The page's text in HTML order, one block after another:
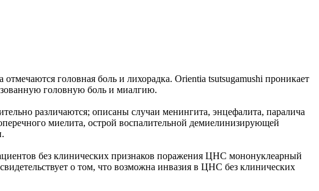
головная боль и лихорадка. Orientia tsutsugamushi проникает
головную боль и миалгию.
различаются; описаны случаи менингита, энцефалита, паралича
миелита, острой воспалительной демиелинизирующей
без клинических признаков поражения ЦНС мононуклеарный
о том, что возможна инвазия в ЦНС без клинических